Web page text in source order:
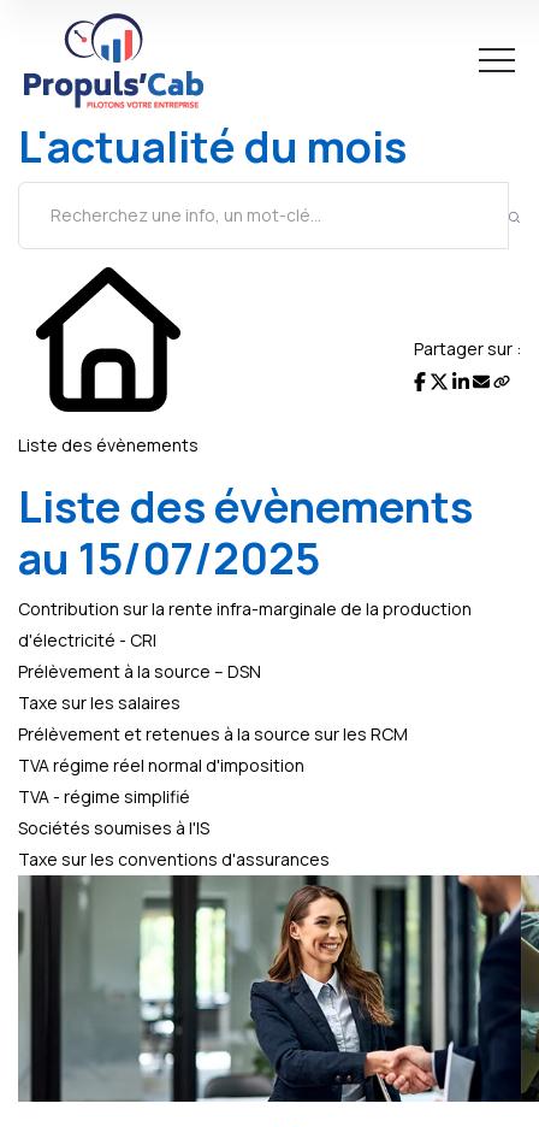
L'actualité du mois
Liste des évènements
Partager sur :
Liste des évènements
au 15/07/2025
Contribution sur la rente infra-marginale de la production
d'électricité - CRI
Prélèvement à la source – DSN
Taxe sur les salaires
Prélèvement et retenues à la source sur les RCM
TVA régime réel normal d'imposition
TVA - régime simplifié
Sociétés soumises à l'IS
Taxe sur les conventions d'assurances